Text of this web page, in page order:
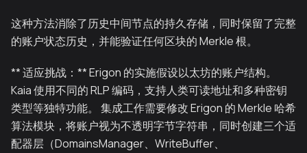
这种方法消除了历史中间节点的持久存储，同时保留了完整
的账户状态历史，并能验证任何区块的 Merkle 根。
** 适应挑战：** Erigon 的实施假设以太坊的账户结构。
Kaia 使用不同的 RLP 编码，支持人类可读地址和多种密钥
类型等独特功能。 集成工作需要修改 Erigon 的 Merkle 哈希
算法模块，将账户视为不透明字节字符串，同时创建三个适
配器层（DomainsManager、WriteBuffer、